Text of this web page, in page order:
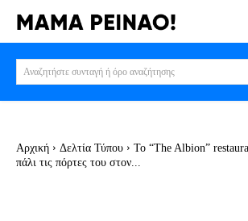
Αναζητήστε συνταγή ή όρο αναζήτησης
Αρχική Δελτία Τύπου
Το “The Albion”
πάλι τις πόρτες του στον...